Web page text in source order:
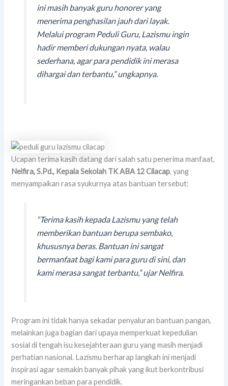
ini masih banyak guru honorer yang
menerima penghasilan jauh dari layak.
Melalui program Peduli Guru, Lazismu ingin
hadir memberi dukungan nyata, walau
sederhana, agar para pendidik ini merasa
dihargai dan terbantu,”ungkapnya.
Ucapan terima kasih datang dari salah satu penerima manfaat,
Nelfira, S.Pd., Kepala Sekolah TK ABA 12 Cilacap, yang
menyampaikan rasa syukurnya atas bantuan tersebut:
“Terima kasih kepada Lazismu yang telah
memberikan bantuan berupa sembako,
khususnya beras. Bantuan ini sangat
bermanfaat bagi kami para guru di sini, dan
kami merasa sangat terbantu,”ujar Nelfira.
Program ini tidak hanya sekadar penyaluran bantuan pangan,
melainkan juga bagian dari upaya memperkuat kepedulian
sosial di tengah isu kesejahteraan guru yang masih menjadi
perhatian nasional. Lazismu berharap langkah ini menjadi
inspirasi agar semakin banyak pihak yang ikut berkontribusi
meringankan beban para pendidik.